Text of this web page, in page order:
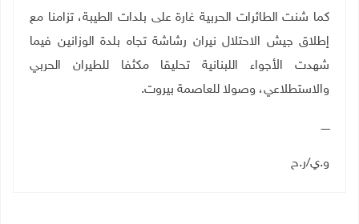
كما شنت الطائرات الحربية غارة على بلدات الطيبة، تزامنا مع
إطلاق جيش الاحتلال نيران رشاشة تجاه بلدة الوزانين فيما
شهدت الأجواء اللبنانية تحليقا مكثفا للطيران الحربي
والاستطلاعي، وصولا للعاصمة بيروت.
ـــــ
و.ي/ر.ح